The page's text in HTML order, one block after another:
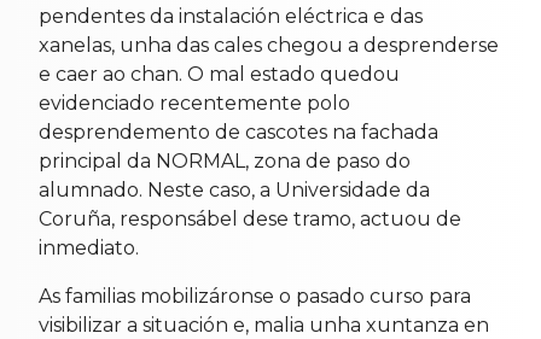
pendentes da instalación eléctrica e das
xanelas, unha das cales chegou a desprenderse
e caer ao chan. O mal estado quedou
evidenciado recentemente polo
desprendemento de cascotes na fachada
principal da NORMAL, zona de paso do
alumnado. Neste caso, a Universidade da
Coruña, responsábel dese tramo, actuou de
inmediato.
As familias mobilizáronse o pasado curso para
visibilizar a situación e, malia unha xuntanza en